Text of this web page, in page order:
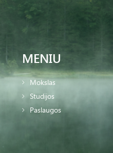
MENIU
Mokslas
Studijos
Paslaugos